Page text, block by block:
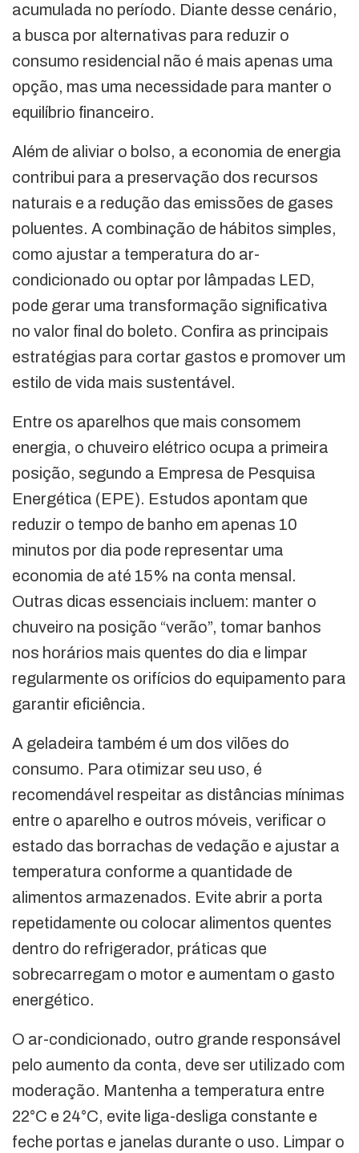
acumulada no período. Diante desse cenário,
a busca por alternativas para reduzir o
consumo residencial não é mais apenas uma
opção, mas uma necessidade para manter o
equilíbrio financeiro.
Além de aliviar o bolso, a economia de energia
contribui para a preservação dos recursos
naturais e a redução das emissões de gases
poluentes. A combinação de hábitos simples,
como ajustar a temperatura do ar-
condicionado ou optar por lâmpadas LED,
pode gerar uma transformação significativa
no valor final do boleto. Confira as principais
estratégias para cortar gastos e promover um
estilo de vida mais sustentável.
Entre os aparelhos que mais consomem
energia, o chuveiro elétrico ocupa a primeira
posição, segundo a Empresa de Pesquisa
Energética (EPE). Estudos apontam que
reduzir o tempo de banho em apenas 10
minutos por dia pode representar uma
economia de até 15% na conta mensal.
Outras dicas essenciais incluem: manter o
chuveiro na posição “verão”, tomar banhos
nos horários mais quentes do dia e limpar
regularmente os orifícios do equipamento para
garantir eficiência.
A geladeira também é um dos vilões do
consumo. Para otimizar seu uso, é
recomendável respeitar as distâncias mínimas
entre o aparelho e outros móveis, verificar o
estado das borrachas de vedação e ajustar a
temperatura conforme a quantidade de
alimentos armazenados. Evite abrir a porta
repetidamente ou colocar alimentos quentes
dentro do refrigerador, práticas que
sobrecarregam o motor e aumentam o gasto
energético.
O ar-condicionado, outro grande responsável
pelo aumento da conta, deve ser utilizado com
moderação. Mantenha a temperatura entre
22°C e 24°C, evite liga-desliga constante e
feche portas e janelas durante o uso. Limpar o